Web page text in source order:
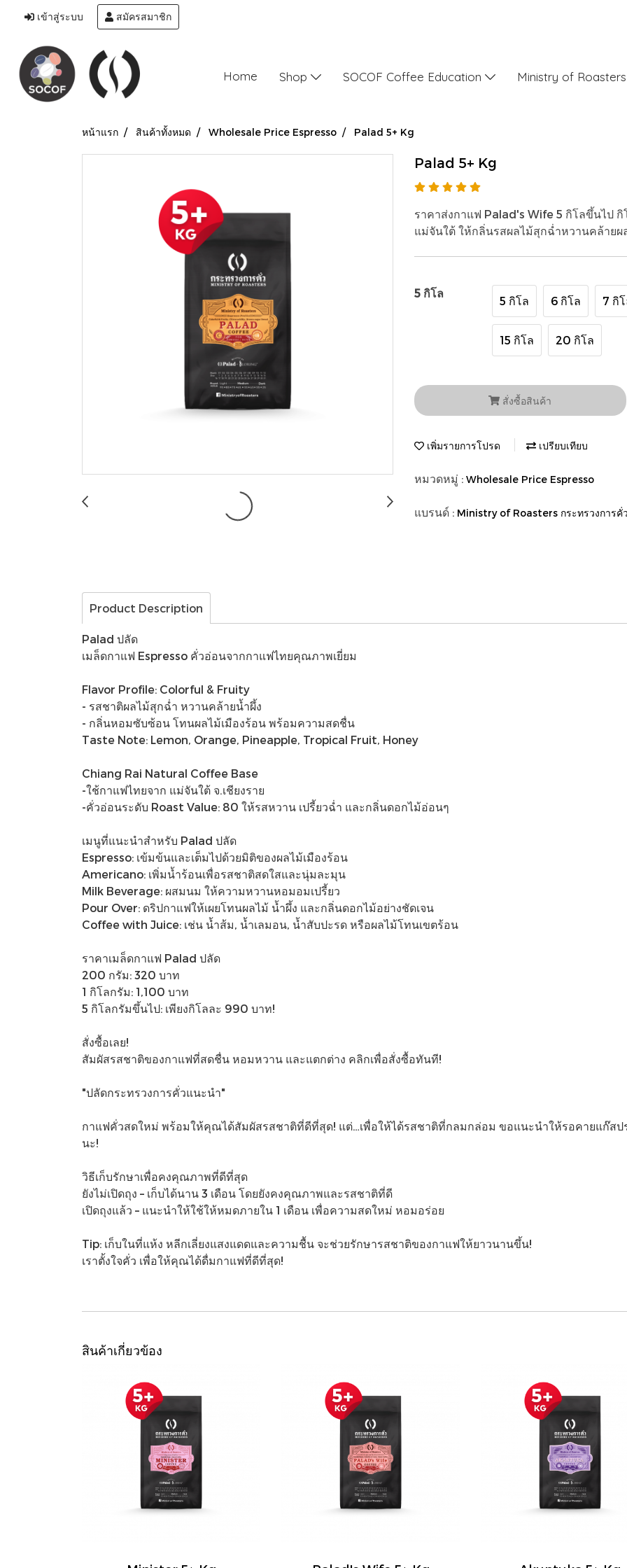
เข้าสู่ระบบ สมัครสมาชิก
Home Shop SOCOF Coffee Education Ministry of
หน้าแรก สินค้าทั้งหมด Wholesale Price Espresso Palad 5+ Kg
Palad 5+ Kg
ราคาส่งกาแฟ Palad's Wife 5 กิโลขึ้นไป
แม่จันใต้ ให้กลิ่นรสผลไม้สุกฉ่ำหวานคล้ายผ
5 กิโล
5 กิโล 6 กิโล 7 กิ
15 กิโล 20 กิโล
สั่งซื้อสินค้า
เพิ่มรายการโปรด เปรียบเทียบ
หมวดหมู่ : Wholesale Price Espresso
แบรนด์ : Ministry of Roasters กระทรวงการคั่
Product Description
Palad ปลัด
เมล็ดกาแฟ Espresso คั่วอ่อนจากกาแฟไทยคุณภาพเยี่ยม
Flavor Profile: Colorful & Fruity
- รสชาติผลไม้สุกฉ่ำ หวานคล้ายน้ำผึ้ง
- กลิ่นหอมซับซ้อน โทนผลไม้เมืองร้อน พร้อมความสดชื่น
Taste Note: Lemon, Orange, Pineapple, Tropical Fruit, Honey
Chiang Rai Natural Coffee Base
-ใช้กาแฟไทยจาก แม่จันใต้ จ.เชียงราย
-คั่วอ่อนระดับ Roast Value: 80 ให้รสหวาน เปรี้ยวฉ่ำ และกลิ่นดอกไม้อ่อนๆ
เมนูที่แนะนำสำหรับ Palad ปลัด
Espresso: เข้มข้นและเต็มไปด้วยมิติของผลไม้เมืองร้อน
Americano: เพิ่มน้ำร้อนเพื่อรสชาติสดใสและนุ่มละมุน
Milk Beverage: ผสมนม ให้ความหวานหอมอมเปรี้ยว
Pour Over: ดริปกาแฟให้เผยโทนผลไม้ น้ำผึ้ง และกลิ่นดอกไม้อย่างชัดเจน
Coffee with Juice: เช่น น้ำส้ม, น้ำเลมอน, น้ำสับปะรด หรือผลไม้โทนเขตร้อน
ราคาเมล็ดกาแฟ Palad ปลัด
200 กรัม: 320 บาท
1 กิโลกรัม: 1,100 บาท
5 กิโลกรัมขึ้นไป: เพียงกิโลละ 990 บาท!
สั่งซื้อเลย!
สัมผัสรสชาติของกาแฟที่สดชื่น หอมหวาน และแตกต่าง คลิกเพื่อสั่งซื้อทันที!
"ปลัดกระทรวงการคั่วแนะนำ"
กาแฟคั่วสดใหม่ พร้อมให้คุณได้สัมผัสรสชาติที่ดีที่สุด! แต่…เพื่อให้ได้รสชาติที่กลมกล่อม ขอแนะนำให้รอคายแก๊ส
นะ!
วิธีเก็บรักษาเพื่อคงคุณภาพที่ดีที่สุด
ยังไม่เปิดถุง – เก็บได้นาน 3 เดือน โดยยังคงคุณภาพและรสชาติที่ดี
เปิดถุงแล้ว – แนะนำให้ใช้ให้หมดภายใน 1 เดือน เพื่อความสดใหม่ หอมอร่อย
Tip: เก็บในที่แห้ง หลีกเลี่ยงแสงแดดและความชื้น จะช่วยรักษารสชาติของกาแฟให้ยาวนานขึ้น!
เราตั้งใจคั่ว เพื่อให้คุณได้ดื่มกาแฟที่ดีที่สุด!
สินค้าเกี่ยวข้อง